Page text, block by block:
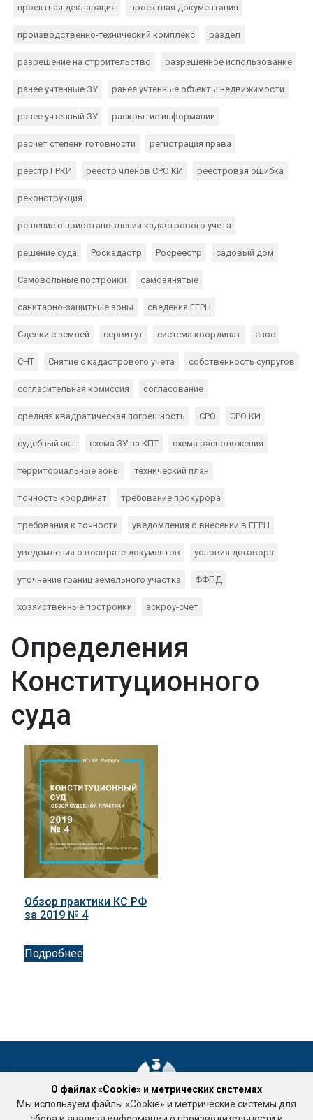
проектная декларация проектная документация
производственно-технический комплекс раздел
разрешение на строительство разрешенное использование
ранее учтенные ЗУ ранее учтенные объекты недвижимости
ранее учтенный ЗУ раскрытие информации
расчет степени готовности регистрация права
реестр ГРКИ реестр членов СРО КИ реестровая ошибка
реконструкция
решение о приостановлении кадастрового учета
решение суда Роскадастр Росреестр садовый дом
Самовольные постройки самозянятые
санитарно-защитные зоны сведения ЕГРН
Сделки с землей сервитут система координат снос
СНТ Снятие с кадастрового учета собственность супругов
согласительная комиссия согласование
средняя квадратическая погрешность СРО СРО КИ
судебный акт схема ЗУ на КПТ схема расположения
территориальные зоны технический план
точность координат требование прокурора
требования к точности уведомления о внесении в ЕГРН
уведомления о возврате документов условия договора
уточнение границ земельного участка ФФПД
хозяйственные постройки эскроу-счет
Определения
Конституционного
суда
Обзор практики КС РФ
за 2019 № 4
Подробнее
Ассоциация «Национальное объединение саморегулируемых
О файлах «Cookie» и метрических системах
Мы используем файлы «Cookie» и метрические системы для